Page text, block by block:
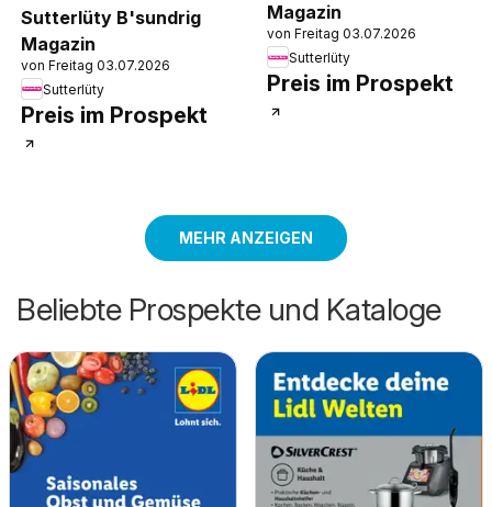
Sutterlüty B'sundrig
Magazin
von Freitag 03.07.2026
Sutterlüty
Preis im Prospekt
Magazin
von Freitag 03.07.2026
Sutterlüty
Preis im Prospekt
MEHR ANZEIGEN
Beliebte Prospekte und Kataloge